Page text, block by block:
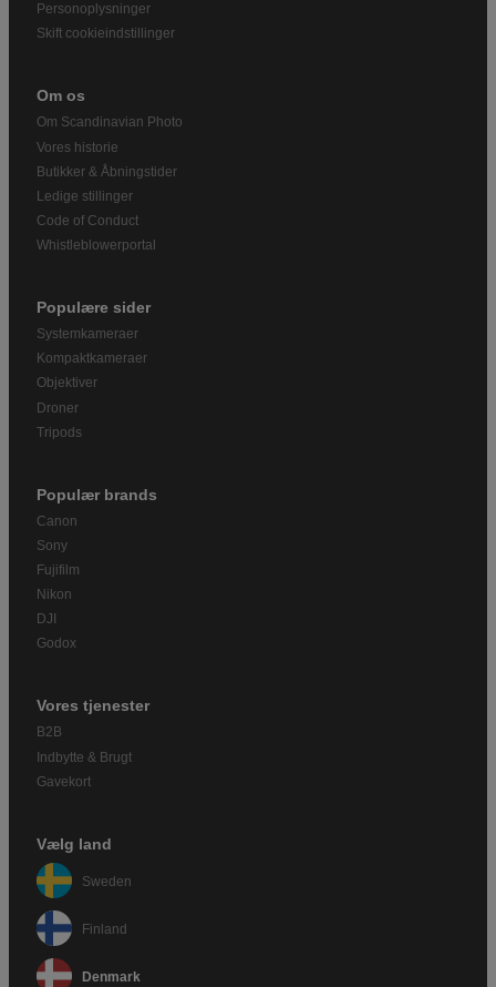
Personoplysninger
Skift cookieindstillinger
Om os
Om Scandinavian Photo
Vores historie
Butikker & Åbningstider
Ledige stillinger
Code of Conduct
Whistleblowerportal
Populære sider
Systemkameraer
Kompaktkameraer
Objektiver
Droner
Tripods
Populær brands
Canon
Sony
Fujifilm
Nikon
DJI
Godox
Vores tjenester
B2B
Indbytte & Brugt
Gavekort
Vælg land
Sweden
Finland
Denmark